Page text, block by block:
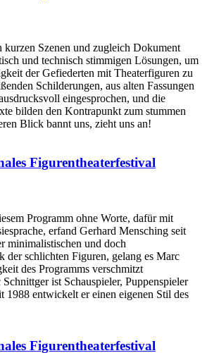
kurzen Szenen und zugleich Dokument
und technisch stimmigen Lösungen, um
der Gefiederten mit Theaterfiguren zu
Schilderungen, aus alten Fassungen
eingesprochen, und die
bilden den Kontrapunkt zum stummen
Blick bannt uns, zieht uns an!
Figurentheaterfestival
Programm ohne Worte, dafür mit
erfand Gerhard Mensching seit
minimalistischen und doch
der schlichten Figuren, gelang es Marc
des Programms verschmitzt
ist Schauspieler, Puppenspieler
1988 entwickelt er einen eigenen Stil des
Figurentheaterfestival